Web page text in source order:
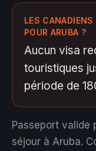
LES
POUR ARUBA ?
Aucun visa
touristiques
période de
Passeport valide
séjour à Aruba.